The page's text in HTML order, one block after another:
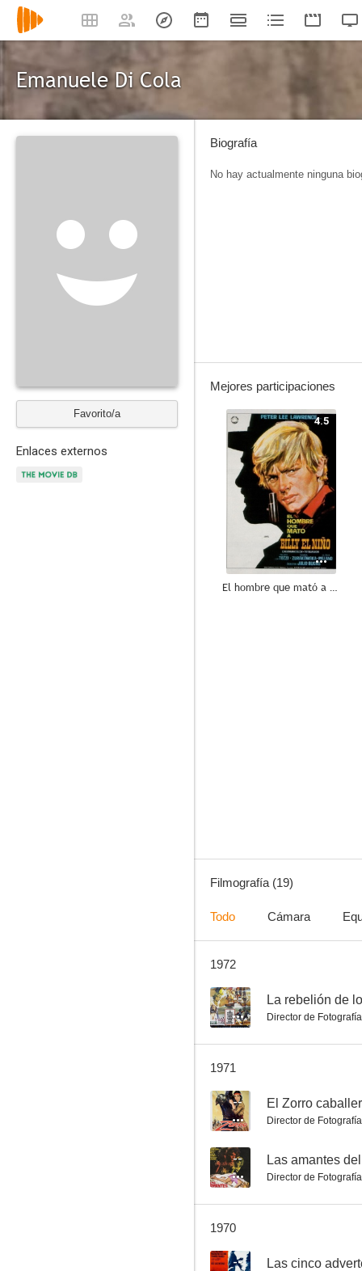
Emanuele Di Cola
Favorito/a
Enlaces externos
Biografía
No hay actualmente ninguna
Mejores participaciones
4.5
El hombre que mató a Billy el Niño
--
La muerte busca un hombre
--
Filmografía (19)
Todo Cámara
1972
-- La rebelión de
Director de Fotografía
1971
-- El Zorro
Director de Fotografía
-- Las amantes
Director de Fotografía
1970
-- Las cinco